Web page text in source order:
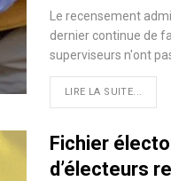
Le recensement
dernier continue de
superviseurs n'ont
LIRE LA SUITE...
Fichier
d’électeurs